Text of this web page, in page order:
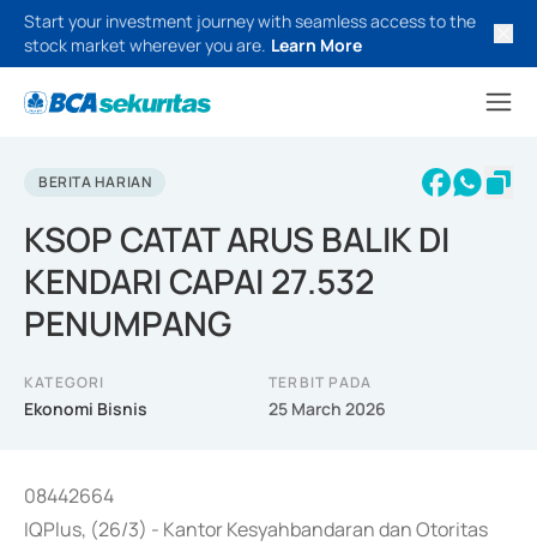
Start your investment journey with seamless access to the
stock market wherever you are. Learn More
BERITA HARIAN
KSOP CATAT ARUS BALIK DI
KENDARI CAPAI 27.532
PENUMPANG
KATEGORI
Ekonomi Bisnis
TERBIT PADA
25 March 2026
08442664
IQPlus, (26/3) - Kantor Kesyahbandaran dan Otoritas